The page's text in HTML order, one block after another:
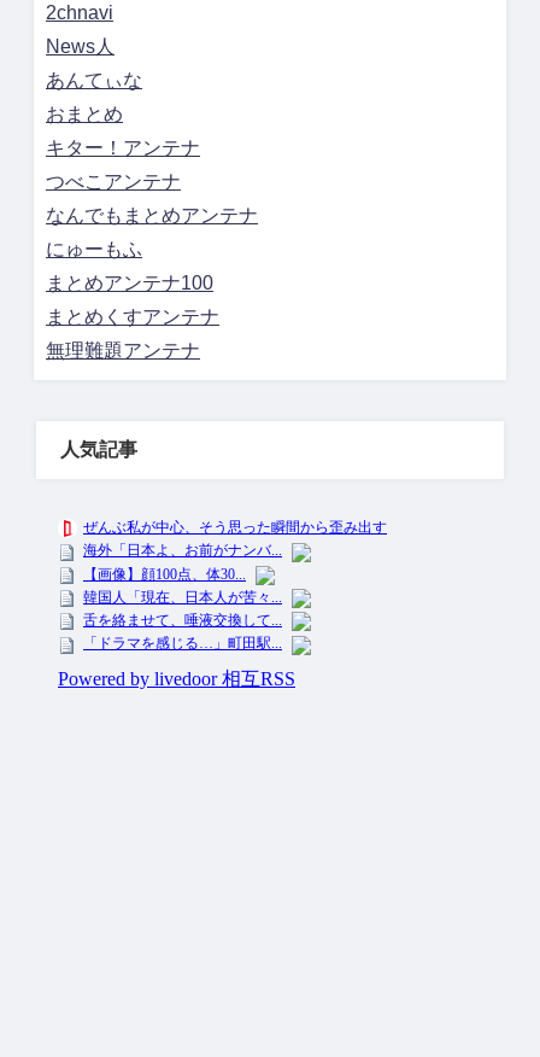
2chnavi
News人
あんてぃな
おまとめ
キター！アンテナ
つべこアンテナ
なんでもまとめアンテナ
にゅーもふ
まとめアンテナ100
まとめくすアンテナ
無理難題アンテナ
人気記事